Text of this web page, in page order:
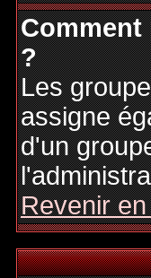
?
Les
assigne
d'un
Revenir